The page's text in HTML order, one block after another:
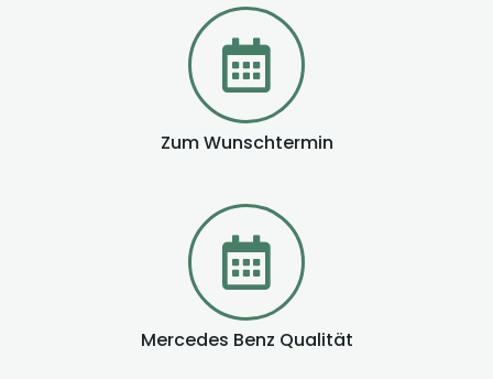
Zum Wunschtermin
Mercedes Benz Qualität